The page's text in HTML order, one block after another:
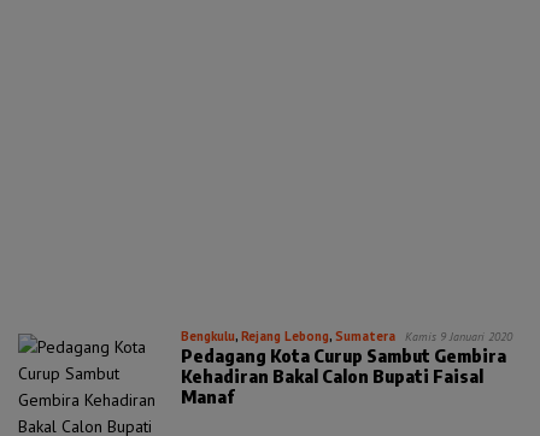
Bengkulu,Rejang Lebong,Sumatera Kamis 9 Januari 2020
Pedagang Kota Curup Sambut Gembira
Kehadiran Bakal Calon Bupati Faisal
Manaf